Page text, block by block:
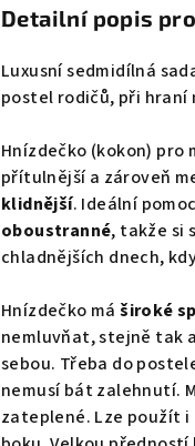
Detailní popis
Luxusní sedmidílná
postel rodičů, při hraní
Hnízdečko (kokon)
přítulnější a zároveň
klidnější. Ideální
oboustranné, takže si
chladnějších dnech,
Hnízdečko máširoké
nemluvňat, stejně tak
sebou. Třeba do
nemusí bát zalehnutí.
zateplené. Lze použít